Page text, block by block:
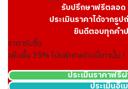
รับปรึกษาฟรีตลอด
ประเมินราคาได้จากรูป
ยินดีตอบทุกคำ
ราคารับซื้อ
เพิ่มขึ้น35% โปรพิเศษช่วงนี้เท่านั้น !
ประเมินราคาฟรี